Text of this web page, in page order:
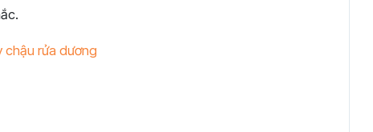
chậu rửa dương